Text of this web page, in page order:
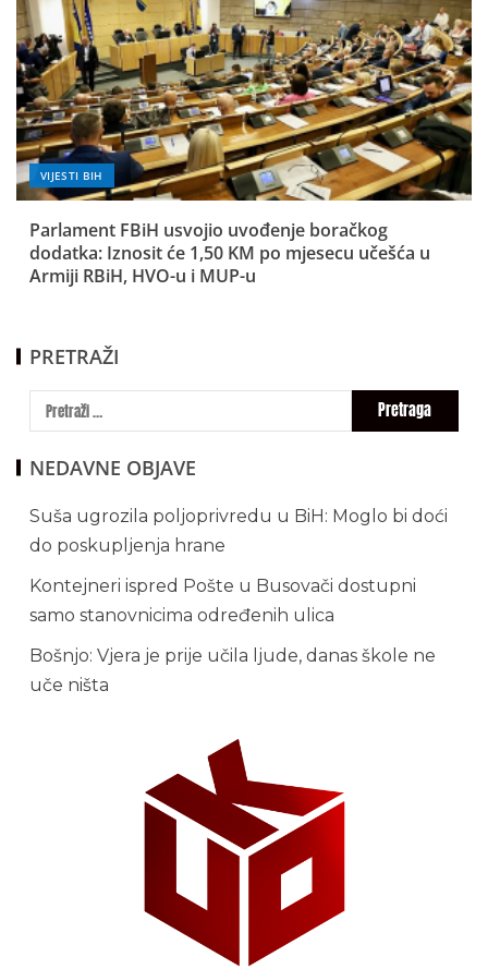
VIJESTI BIH
Parlament FBiH usvojio uvođenje boračkog
dodatka: Iznosit će 1,50 KM po mjesecu učešća u
Armiji RBiH, HVO-u i MUP-u
PRETRAŽI
NEDAVNE OBJAVE
Suša ugrozila poljoprivredu u BiH: Moglo bi doći
do poskupljenja hrane
Kontejneri ispred Pošte u Busovači dostupni
samo stanovnicima određenih ulica
Bošnjo: Vjera je prije učila ljude, danas škole ne
uče ništa